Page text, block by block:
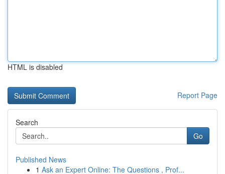
HTML is disabled
Report Page
Search
Go
Published News
1 Ask an Expert Online: The Questions , Prof...